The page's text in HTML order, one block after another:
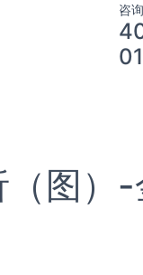
咨
图）